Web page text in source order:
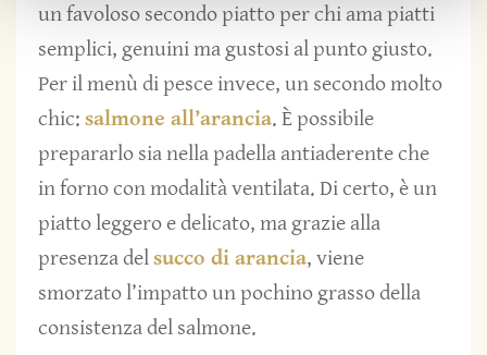
un favoloso secondo piatto per chi ama piatti
semplici, genuini ma gustosi al punto giusto.
Per il menù di pesce invece, un secondo molto
chic: salmone all’arancia. È possibile
prepararlo sia nella padella antiaderente che
in forno con modalità ventilata. Di certo, è un
piatto leggero e delicato, ma grazie alla
presenza delsucco di arancia, viene
smorzato l’impatto un pochino grasso della
consistenza del salmone.